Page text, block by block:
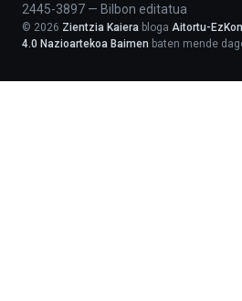
2445-3897 — Bilbon editatua
© 2026 Zientzia Kaiera bloga Aitortu-
4.0 Nazioartekoa Baimen baten mende